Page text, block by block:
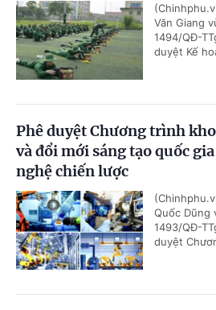
Văn Giang
1494/QĐ-
duyệt Kế
Phê duyệt Chương trình
và đổi mới sáng tạo quốc
nghệ chiến lược
Quốc Dũng
1493/QĐ-
duyệt